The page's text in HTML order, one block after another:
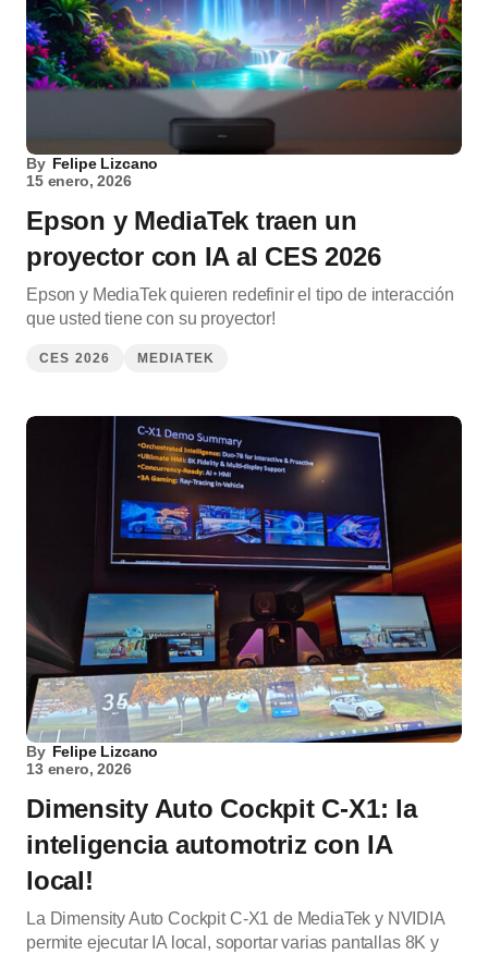
By Felipe Lizcano
15 enero, 2026
Epson y MediaTek traen un
proyector con IA al CES 2026
Epson y MediaTek quieren redefinir el tipo de interacción
que usted tiene con su proyector!
CES 2026 MEDIATEK
By Felipe Lizcano
13 enero, 2026
Dimensity Auto Cockpit C‑X1: la
inteligencia automotriz con IA
local!
La Dimensity Auto Cockpit C‑X1 de MediaTek y NVIDIA
permite ejecutar IA local, soportar varias pantallas 8K y